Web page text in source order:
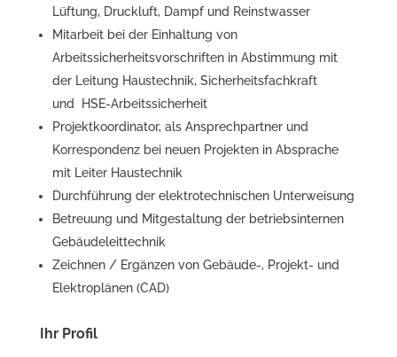
Lüftung, Druckluft, Dampf und Reinstwasser
Mitarbeit bei der Einhaltung von
Arbeitssicherheitsvorschriften in Abstimmung mit
der Leitung Haustechnik, Sicherheitsfachkraft
und HSE-Arbeitssicherheit
Projektkoordinator, als Ansprechpartner und
Korrespondenz bei neuen Projekten in Absprache
mit Leiter Haustechnik
Durchführung der elektrotechnischen Unterweisung
Betreuung und Mitgestaltung der betriebsinternen
Gebäudeleittechnik
Zeichnen / Ergänzen von Gebäude-, Projekt- und
Elektroplänen (CAD)
Ihr Profil